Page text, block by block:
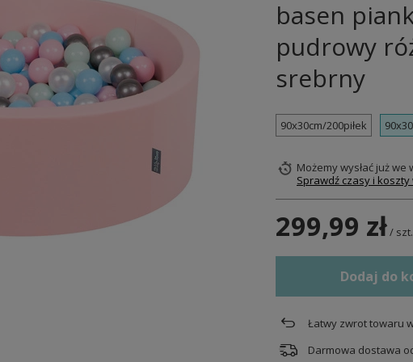
basen
pudrowy
srebrny
90x30cm/200piłek
Możemy wysłać jużwe
Sprawdź czasy i koszty
299,99 zł/ szt.
Dodaj do
Łatwy zwrot towaru
Darmowa dostawa